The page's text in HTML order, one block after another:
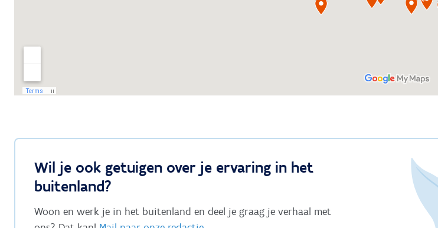
Wil je ook getuigen over je ervaring in het
buitenland?
Woon en werk je in het buitenland en deel je graag je verhaal met